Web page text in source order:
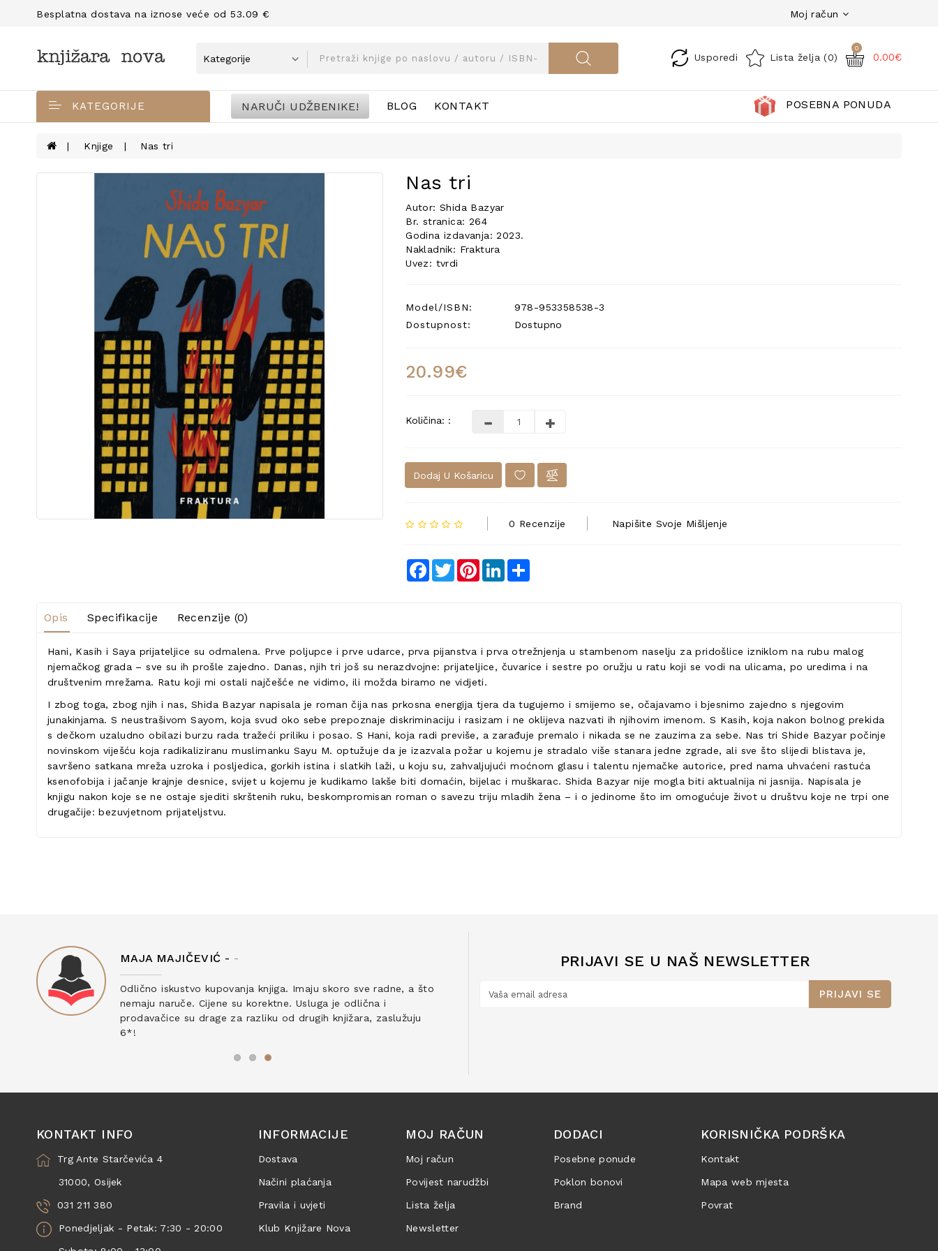
Besplatna dostava na iznose veće od 53.09 € Moj račun
Usporedi Lista želja (0)
0
0.00€
KATEGORIJE NARUČI UDŽBENIKE! BLOG KONTAKT POSEBNA PONUDA
Knjige Nas tri
Nas tri
Autor: Shida Bazyar
Br. stranica: 264
Godina izdavanja: 2023.
Nakladnik: Fraktura
Uvez: tvrdi
Model/ISBN:
978-953358538-3
Dostupnost:
Dostupno
20.99€
Količina: :
Dodaj U Košaricu
0 Recenzije Napišite Svoje Mišljenje
Facebook
TwitterPinterestLinkedIn
Opis Specifikacije Recenzije (0)
Hani, Kasih i Saya prijateljice su odmalena. Prve poljupce i prve udarce, prva pijanstva i prva otrežnjenja u stambenom naselju za pridošlice izniklom na rubu malog
njemačkog grada – sve su ih prošle zajedno. Danas, njih tri još su nerazdvojne: prijateljice, čuvarice i sestre po oružju u ratu koji se vodi na ulicama, po uredima i na
društvenim mrežama. Ratu koji mi ostali najčešće ne vidimo, ili možda biramo ne vidjeti.
I zbog toga, zbog njih i nas, Shida Bazyar napisala je roman čija nas prkosna energija tjera da tugujemo i smijemo se, očajavamo i bjesnimo zajedno s njegovim
junakinjama. S neustrašivom Sayom, koja svud oko sebe prepoznaje diskriminaciju i rasizam i ne oklijeva nazvati ih njihovim imenom. S Kasih, koja nakon bolnog prekida
s dečkom uzaludno obilazi burzu rada tražeći priliku i posao. S Hani, koja radi previše, a zarađuje premalo i nikada se ne zauzima za sebe. Nas tri Shide Bazyar počinje
novinskom viješću koja radikaliziranu muslimanku Sayu M. optužuje da je izazvala požar u kojemu je stradalo više stanara jedne zgrade, ali sve što slijedi blistava je,
savršeno satkana mreža uzroka i posljedica, gorkih istina i slatkih laži, u koju su, zahvaljujući moćnom glasu i talentu njemačke autorice, pred nama uhvaćeni rastuća
ksenofobija i jačanje krajnje desnice, svijet u kojemu je kudikamo lakše biti domaćin, bijelac i muškarac. Shida Bazyar nije mogla biti aktualnija ni jasnija. Napisala je
knjigu nakon koje se ne ostaje sjediti skrštenih ruku, beskompromisan roman o savezu triju mladih žena – i o jedinome što im omogućuje život u društvu koje ne trpi one
drugačije: bezuvjetnom prijateljstvu.
MAJA MAJIČEVIĆ - -
Odlično iskustvo kupovanja knjiga. Imaju skoro sve radne, a što
nemaju naruče. Cijene su korektne. Usluga je odlična i
prodavačice su drage za razliku od drugih knjižara, zaslužuju
6*!
PRIJAVI SE U NAŠ NEWSLETTER
PRIJAVI SE
KONTAKT INFO
Trg Ante Starčevića 4
31000, Osijek
031 211 380
Ponedjeljak - Petak: 7:30 - 20:00
INFORMACIJE
Dostava
Načini plaćanja
Pravila i uvjeti
Klub Knjižare Nova
MOJ RAČUN
Moj račun
Povijest narudžbi
Lista želja
Newsletter
DODACI
Posebne ponude
Poklon bonovi
Brand
KORISNIČKA PODRŠKA
Kontakt
Mapa web mjesta
Povrat